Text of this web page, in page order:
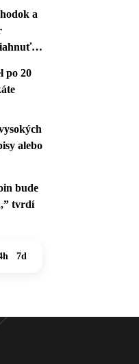
a
po 20
alebo
bude
tvrdí
7d